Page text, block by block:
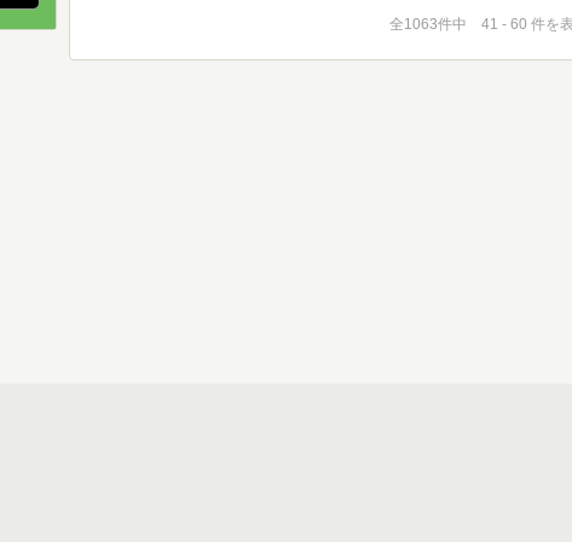
全1063件中 41 - 60 件を